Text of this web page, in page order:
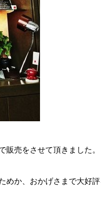
販売をさせて頂きました。
か、おかげさまで大好